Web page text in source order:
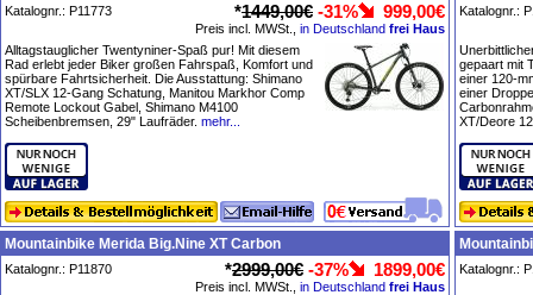
Katalognr.: P11773 *1449,00€ -31% 999,00€
Preis incl. MWSt., in Deutschland frei Haus
Alltagstauglicher Twentyniner-Spaß pur! Mit diesem
Rad erlebt jeder Biker großen Fahrspaß, Komfort und
spürbare Fahrtsicherheit. Die Ausstattung: Shimano
XT/SLX 12-Gang Schatung, Manitou Markhor Comp
Remote Lockout Gabel, Shimano M4100
Scheibenbremsen, 29" Laufräder. mehr...
Katalognr.:
gepaart mit
einer 120-
einer
XT/Deore
Mountainbike Merida Big.Nine XT Carbon
Katalognr.: P11870 *2999,00€ -37% 1899,00€
Preis incl. MWSt., in Deutschland frei Haus
Katalognr.: